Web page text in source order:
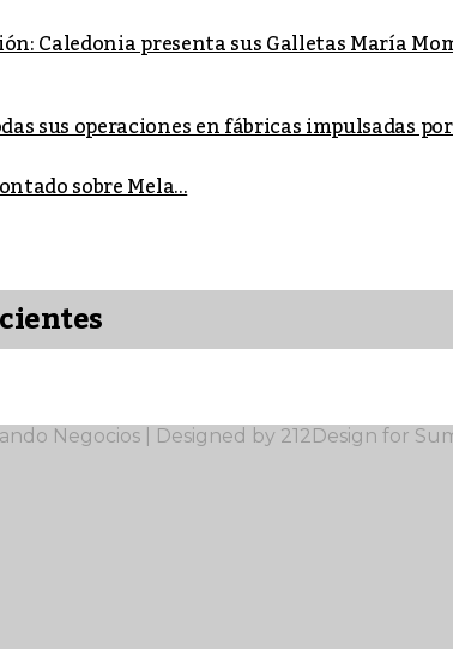
Caledonia presenta sus Galletas María
sus operaciones en fábricas impulsadas
sobre Mela...
Negocios | Designed by 212Design for